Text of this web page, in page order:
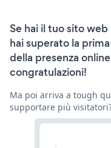
Se hai il tuo sito
hai superato la
della presenza
congratulazioni!
Ma poi arriva a tough
supportare più